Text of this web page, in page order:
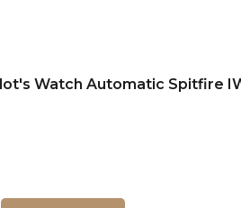
Watch Automatic Spitfire